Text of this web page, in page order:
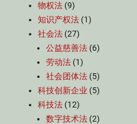
物权法 (9)
知识产权法 (1)
社会法 (27)
公益慈善法 (6)
劳动法 (1)
社会团体法 (5)
科技创新企业 (5)
科技法 (12)
数字技术法 (2)